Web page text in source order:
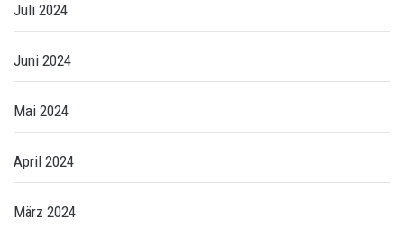
Juli 2024
Juni 2024
Mai 2024
April 2024
März 2024